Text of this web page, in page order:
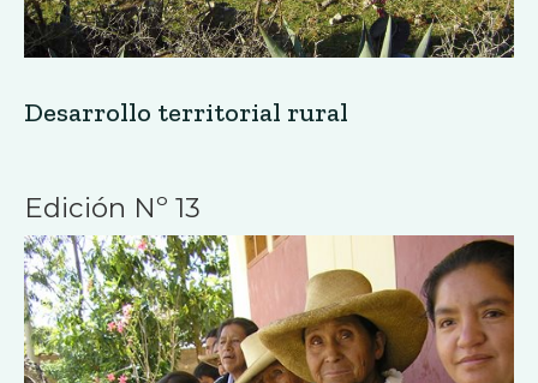
Desarrollo territorial rural
Edición Nº 13